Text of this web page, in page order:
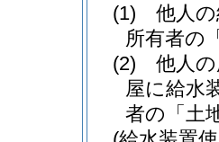
(1)
他人
所有者の
(2)
他人
屋に給水
者の「土